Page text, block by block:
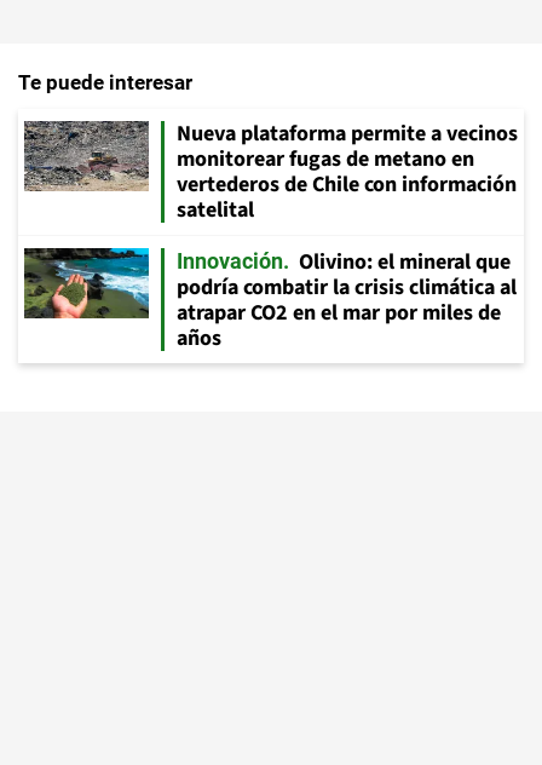
Te puede interesar
Nueva plataforma permite a vecinos
monitorear fugas de metano en
vertederos de Chile con información
satelital
Innovación
Olivino: el mineral que
podría combatir la crisis climática al
atrapar CO2 en el mar por miles de
años